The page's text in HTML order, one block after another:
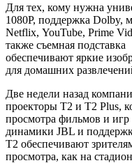
Для тех, кому нужна
1080P, поддержка Dolby,
Netflix, YouTube, Prime
также съемная подставка
обеспечивают яркие
для домашних
Две недели назад
проекторы T2 и T2 Plus,
просмотра фильмов и
динамики JBL и
T2 обеспечивают
просмотра, как на